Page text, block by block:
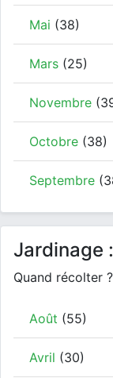
Mai (38)
Mars (25)
Novembre
Octobre (38)
Septembre
Jardinage
Quand récolter ?
Août (55)
Avril (30)